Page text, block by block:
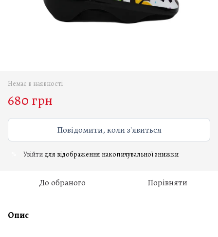
Немає в наявності
680 грн
Повідомити, коли з'явиться
Увійти для відображення накопичувальної знижки
До обраного Порівняти
Опис